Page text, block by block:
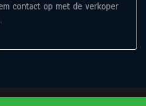
contact op met de verkoper